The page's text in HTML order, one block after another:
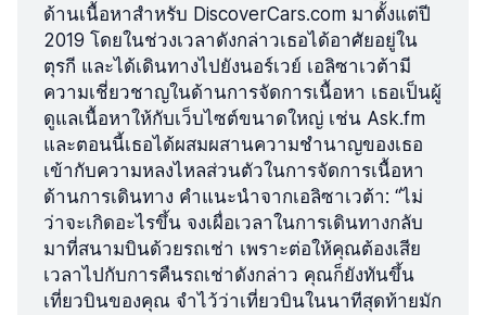
ด้านเนื้อหาสำหรับ DiscoverCars.com มาตั้งแต่ปี
2019 โดยในช่วงเวลาดังกล่าวเธอได้อาศัยอยู่ใน
ตุรกี และได้เดินทางไปยังนอร์เวย์ เอลิซาเวต้ามี
ความเชี่ยวชาญในด้านการจัดการเนื้อหา เธอเป็นผู้
ดูแลเนื้อหาให้กับเว็บไซต์ขนาดใหญ่ เช่น Ask.fm
และตอนนี้เธอได้ผสมผสานความชำนาญของเธอ
เข้ากับความหลงไหลส่วนตัวในการจัดการเนื้อหา
ด้านการเดินทาง คำแนะนำจากเอลิซาเวต้า: “ไม่
ว่าจะเกิดอะไรขึ้น จงเผื่อเวลาในการเดินทางกลับ
มาที่สนามบินด้วยรถเช่า เพราะต่อให้คุณต้องเสีย
เวลาไปกับการคืนรถเช่าดังกล่าว คุณก็ยังทันขึ้น
เที่ยวบินของคุณ จำไว้ว่าเที่ยวบินในนาทีสุดท้ายมัก